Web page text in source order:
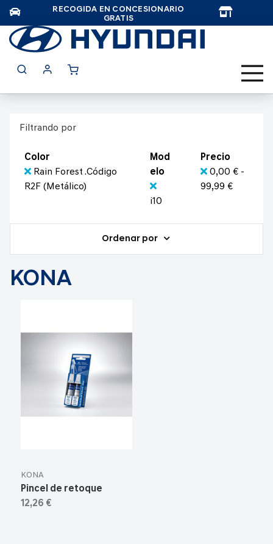
RECOGIDA EN CONCESIONARIO
GRATIS
Filtrando por
Color
Rain Forest .Código
R2F (Metálico)
Mod
elo
i10
Precio
0,00 € -
99,99 €
Ordenar por
KONA
KONA
Pincel de retoque
12,26 €